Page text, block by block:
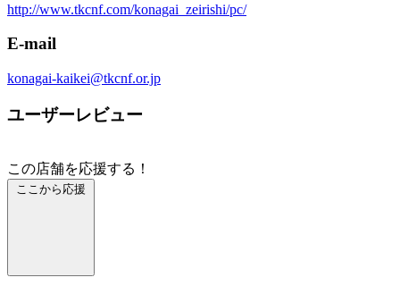
http://www.tkcnf.com/konagai_zeirishi/pc/
E-mail
konagai-kaikei@tkcnf.or.jp
ユーザーレビュー
この店舗を応援する！
ここから応援